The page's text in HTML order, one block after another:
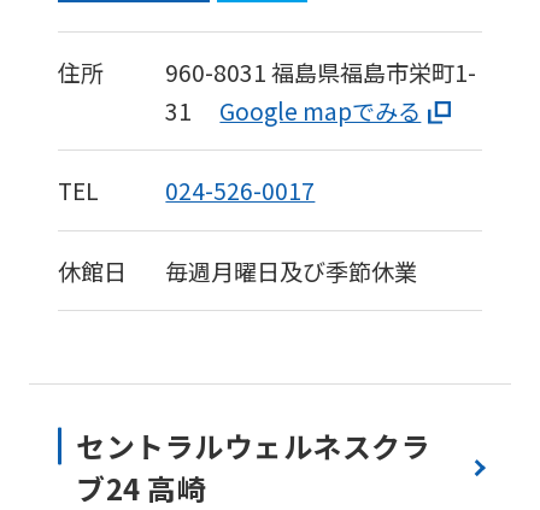
住所 960-8031福島県福島市栄町1-
31
Google mapでみる
TEL 024-526-0017
休館日 毎週月曜日及び季節休業
セントラルウェルネスクラ
ブ24 高崎